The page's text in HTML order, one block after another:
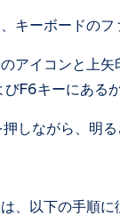
キーボードの
アイコンと上
F6キーにある
しながら、明
、以下の手順に